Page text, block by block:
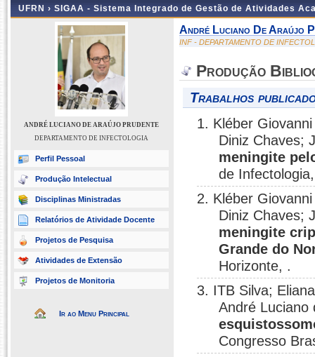
UFRN › SIGAA - Sistema Integrado de Gestão de Atividades
ANDRÉ LUCIANO DE ARAÚJO PRUDENTE
DEPARTAMENTO DE INFECTOLOGIA
Perfil Pessoal
Produção Intelectual
Disciplinas Ministradas
Relatórios de Atividade Docente
Projetos de Pesquisa
Atividades de Extensão
Projetos de Monitoria
Ir ao Menu Principal
André Luciano De Araújo
INF - DEPARTAMENTO DE
Produção
Trabalhos
1. Kléber
Diniz Chaves;
meningite
de
2. Kléber
Diniz Chaves;
meningite
Grande do
Horizonte, .
3. ITB Silva;
André
Congresso